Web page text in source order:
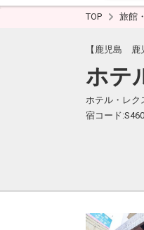
TOP 旅館
【鹿児島 鹿
ホテ
ホテル・レク
宿コード